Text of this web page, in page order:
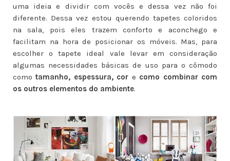
uma ideia e dividir com vocês e dessa vez não foi
diferente. Dessa vez estou querendo tapetes coloridos
na sala, pois eles trazem conforto e aconchego e
facilitam na hora de posicionar os móveis. Mas, para
escolher o tapete ideal vale levar em consideração
algumas necessidades básicas de uso para o cômodo
comotamanho, espessura, cor e como combinar com
os outros elementos do ambiente.